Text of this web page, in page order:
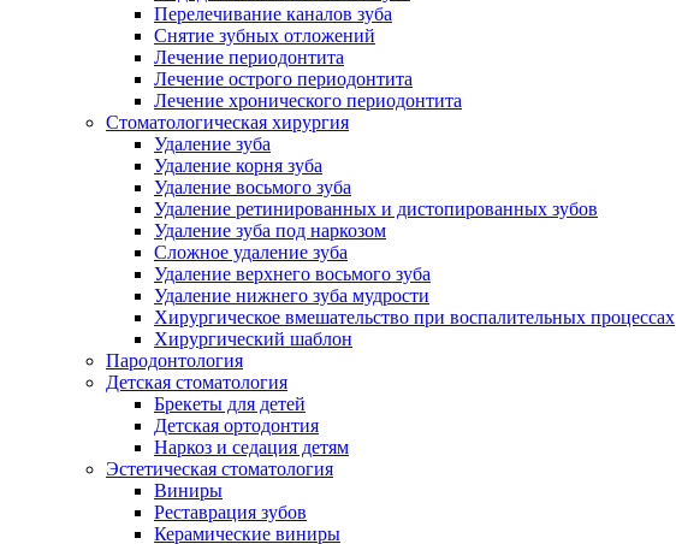
Перелечивание каналов зуба
Снятие зубных отложений
Лечение периодонтита
Лечение острого периодонтита
Лечение хронического периодонтита
Стоматологическая хирургия
Удаление зуба
Удаление корня зуба
Удаление восьмого зуба
Удаление ретинированных и дистопированных зубов
Удаление зуба под наркозом
Сложное удаление зуба
Удаление верхнего восьмого зуба
Удаление нижнего зуба мудрости
Хирургическое вмешательство при воспалительных процессах
Хирургический шаблон
Пародонтология
Детская стоматология
Брекеты для детей
Детская ортодонтия
Наркоз и седация детям
Эстетическая стоматология
Виниры
Реставрация зубов
Керамические виниры